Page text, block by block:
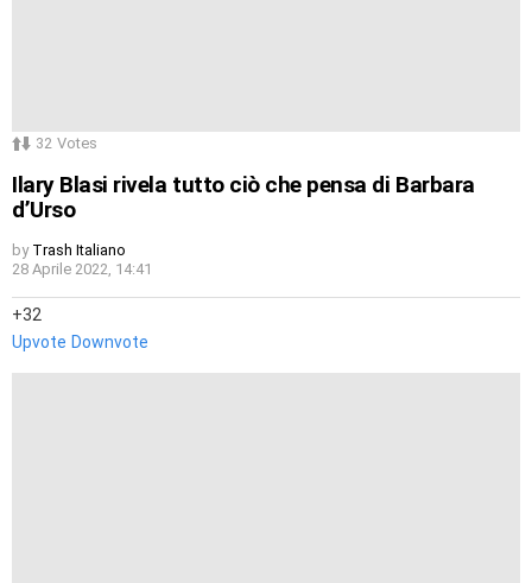
32 Votes
Ilary Blasi rivela tutto ciò che pensa di Barbara
d’Urso
by Trash Italiano
28 Aprile 2022, 14:41
32
Upvote Downvote